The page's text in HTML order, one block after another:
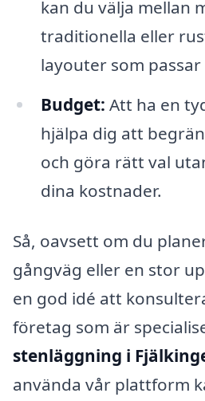
kan du välja mellan
traditionella eller
layouter som
Budget: Att ha en
hjälpa dig att
och göra rätt val
dina kostnader.
Så, oavsett om du
gångväg eller en stor
en god idé att
företag som är
stenläggning i
använda vår plattform